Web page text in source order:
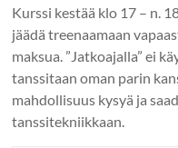
Kurssi kestää klo 17 – n.
jäädä treenaamaan
maksua. ”Jatkoajalla” ei
tanssitaan oman parin
mahdollisuus kysyä ja
tanssitekniikkaan.